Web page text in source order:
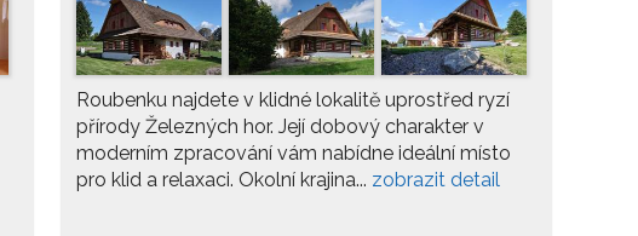
Roubenku najdete v klidné lokalitě uprostřed ryzí
přírody Železných hor. Její dobový charakter v
moderním zpracování vám nabídne ideální místo
pro klid a relaxaci. Okolní krajina... zobrazit detail